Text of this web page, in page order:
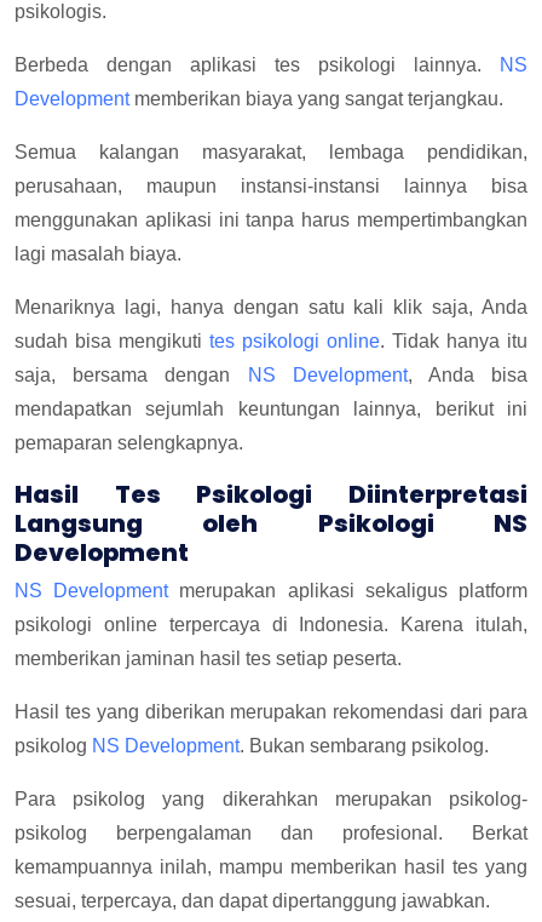
psikologis.
Berbeda dengan aplikasi tes psikologi lainnya.
NS
Developmentmemberikan biaya yang sangat terjangkau.
Semua kalangan masyarakat, lembaga pendidikan,
perusahaan, maupun instansi-instansi lainnya bisa
menggunakan aplikasi ini tanpa harus mempertimbangkan
lagi masalah biaya.
Menariknya lagi, hanya dengan satu kali klik saja, Anda
sudah bisa mengikuti tes psikologi online. Tidak hanya itu
saja, bersama dengan
NS Development, Anda bisa
mendapatkan sejumlah keuntungan lainnya, berikut ini
pemaparan selengkapnya.
Hasil Tes Psikologi Diinterpretasi
Langsung oleh Psikologi NS
Development
NS Developmentmerupakan aplikasi sekaligus platform
psikologi online terpercaya di Indonesia. Karena itulah,
memberikan jaminan hasil tes setiap peserta.
Hasil tes yang diberikan merupakan rekomendasi dari para
psikolog NS Development. Bukan sembarang psikolog.
Para psikolog yang dikerahkan merupakan psikolog-
psikolog berpengalaman dan profesional. Berkat
kemampuannya inilah, mampu memberikan hasil tes yang
sesuai, terpercaya, dan dapat dipertanggung jawabkan.